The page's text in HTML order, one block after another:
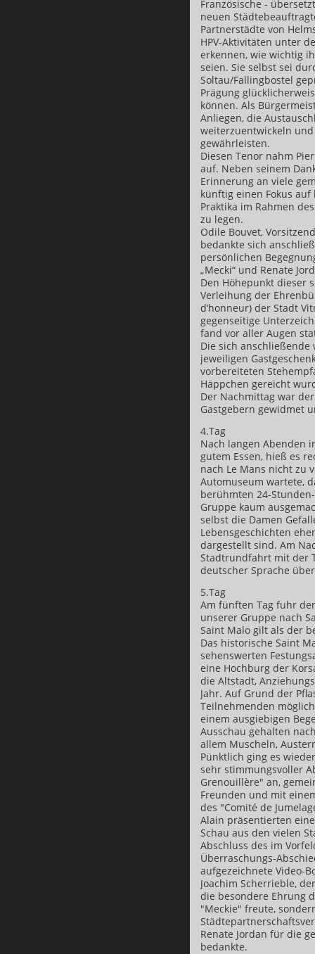
Französische -
neuen
Partnerstädte von
HPV-Aktivitäten unter
erkennen, wie wichtig
seien. Sie selbst sei
Soltau/Fallingbostel
Prägung
können. Als
Anliegen, die
weiterzuentwickeln
gewährleisten.
Diesen Tenor nahm
auf. Neben seinem
Erinnerung an viele
künftig einen Fokus
Praktika im Rahmen
zu legen.
Odile Bouvet,
bedankte sich
persönlichen
„Mecki“ und Renate
Den Höhepunkt dieser
Verleihung der
d’honneur) der Stadt
gegenseitige
fand vor aller Augen
Die sich
jeweiligen
vorbereiteten
Häppchen gereicht
Der Nachmittag war
Gastgebern gewidmet
4.Tag
Nach langen Abenden
gutem Essen, hieß es
nach Le Mans nicht zu
Automuseum wartete,
berühmten 24-
Gruppe kaum
selbst die Damen
Lebensgeschichten
dargestellt sind. Am
Stadtrundfahrt mit der
deutscher Sprache
5.Tag
Am fünften Tag fuhr
unserer Gruppe nach
Saint Malo gilt als der
Das historische Saint
sehenswerten
eine Hochburg der
die Altstadt,
Jahr. Auf Grund der
Teilnehmenden
einem ausgiebigen
Ausschau gehalten
allem Muscheln,
Pünktlich ging es
sehr stimmungsvoller
Grenouillère" an,
Freunden und mit
des "Comité de
Alain präsentierten
Schau aus den vielen
Abschluss des im
Überraschungs-
aufgezeichnete Video-
Joachim Scherrieble,
die besondere Ehrung
"Meckie" freute,
Renate Jordan für die
bedankte.